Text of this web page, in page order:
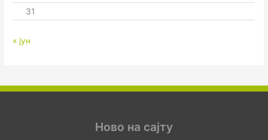
31
« јун
Ново на сајту